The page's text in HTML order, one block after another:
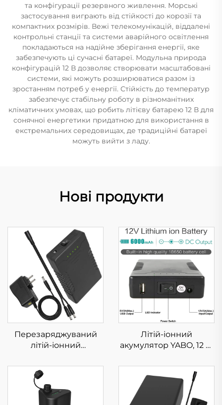
та конфігурації резервного живлення. Морські
застосування виграють від стійкості до корозії та
компактних розмірів. Вежі телекомунікацій, віддалені
контрольні станції та системи аварійного освітлення
покладаються на надійне зберігання енергії, яке
забезпечують ці сучасні батареї. Модульна природа
конфігурацій 12 В дозволяє створювати масштабовані
системи, які можуть розширюватися разом із
зростанням потреб у енергії. Стійкість до температур
забезпечує стабільну роботу в різноманітних
кліматичних умовах, що робить літієву батарею 12 В для
сонячної енергетики придатною для використання в
екстремальних середовищах, де традиційні батареї
можуть вийти з ладу.
Нові продукти
Перезаряджуваний
літій-іонний
YB1206000, 12 В, 6000
мА·год, портативний
літій-іонний банк
живлення, вихід
Літій-іонний
акумулятор YABO, 12 В,
12000 мА·год, вихід
постійного струму,
блок акумуляторів
YB1206000-USB,